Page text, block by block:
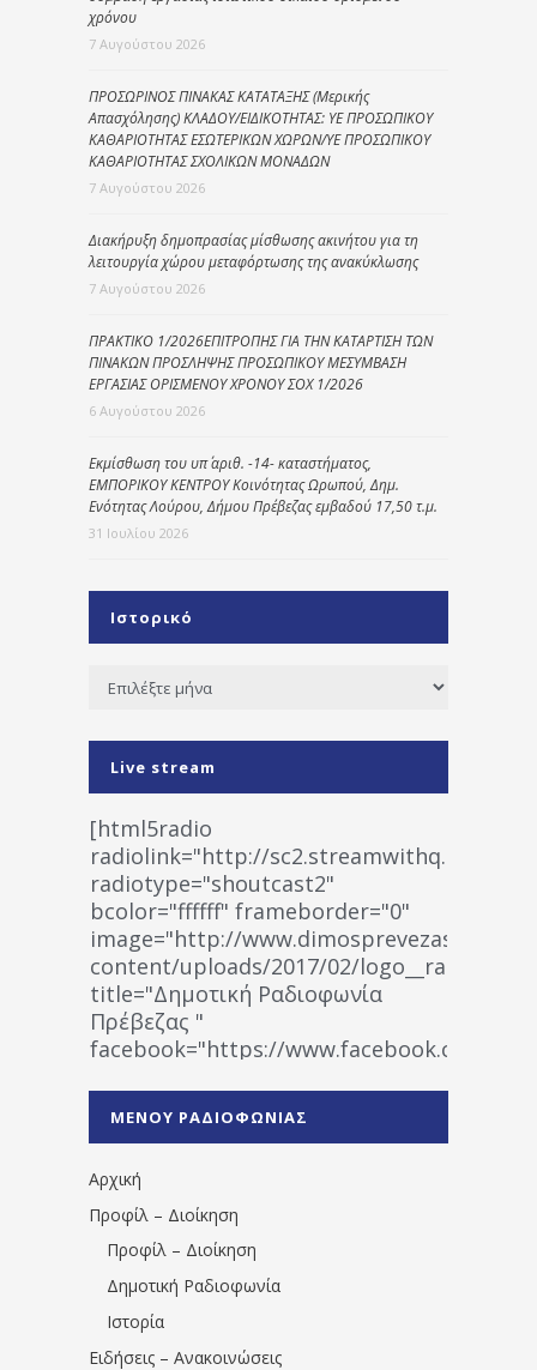
χρόνου
7 Αυγούστου 2026
ΠΡΟΣΩΡΙΝΟΣ ΠΙΝΑΚΑΣ ΚΑΤΑΤΑΞΗΣ (Μερικής
Απασχόλησης) ΚΛΑΔΟΥ/ΕΙΔΙΚΟΤΗΤΑΣ: ΥΕ ΠΡΟΣΩΠΙΚΟΥ
ΚΑΘΑΡΙΟΤΗΤΑΣ ΕΣΩΤΕΡΙΚΩΝ ΧΩΡΩΝ/ΥΕ ΠΡΟΣΩΠΙΚΟΥ
ΚΑΘΑΡΙΟΤΗΤΑΣ ΣΧΟΛΙΚΩΝ ΜΟΝΑΔΩΝ
7 Αυγούστου 2026
Διακήρυξη δημοπρασίας μίσθωσης ακινήτου για τη
λειτουργία χώρου μεταφόρτωσης της ανακύκλωσης
7 Αυγούστου 2026
ΠΡΑΚΤΙΚΟ 1/2026ΕΠΙΤΡΟΠΗΣ ΓΙΑ ΤΗΝ ΚΑΤΑΡΤΙΣΗ ΤΩΝ
ΠΙΝΑΚΩΝ ΠΡΟΣΛΗΨΗΣ ΠΡΟΣΩΠΙΚΟΥ ΜΕΣΥΜΒΑΣΗ
ΕΡΓΑΣΙΑΣ ΟΡΙΣΜΕΝΟΥ ΧΡΟΝΟΥ ΣΟΧ 1/2026
6 Αυγούστου 2026
Εκμίσθωση του υπ΄ αριθ. -14- καταστήματος,
ΕΜΠΟΡΙΚΟΥ ΚΕΝΤΡΟΥ Κοινότητας Ωρωπού, Δημ.
Ενότητας Λούρου, Δήμου Πρέβεζας εμβαδού 17,50 τ.μ.
31 Ιουλίου 2026
Ιστορικό
Ιστορικό
Live stream
[html5radio
radiolink="http://
radiotype="shoutcast2"
bcolor="ffffff" frameborder="0"
image="http://www.dimosprevezas.gr/wp-
content/uploads/2017/02/
title="Δημοτική Ραδιοφωνία
Πρέβεζας "
facebook="https://www.facebook.com/
1531194763766854/" artist="" ]
ΜΕΝΟΥ ΡΑΔΙΟΦΩΝΙΑΣ
Αρχική
Προφίλ – Διοίκηση
Προφίλ – Διοίκηση
Δημοτική Ραδιοφωνία
Ιστορία
Ειδήσεις – Ανακοινώσεις